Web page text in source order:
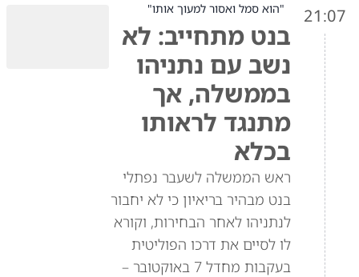
21:07 "הוא סמל ואסור למעוך אותו"
בנט מתחייב: לא
נשב עם נתניהו
בממשלה, אך
מתנגד לראותו
בכלא
ראש הממשלה לשעבר נפתלי
בנט מבהיר בריאיון כי לא יחבור
לנתניהו לאחר הבחירות, וקורא
לו לסיים את דרכו הפוליטית
בעקבות מחדל 7 באוקטובר –